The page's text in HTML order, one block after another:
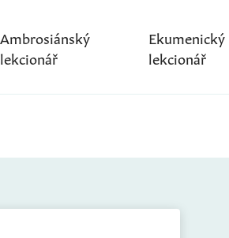
Ambrosiánský
lekcionář
Ekumenický
lekcionář